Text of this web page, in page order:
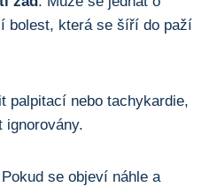
bolest, která se šíří do paží
palpitací nebo tachykardie,
ignorovány.
se objeví náhle a